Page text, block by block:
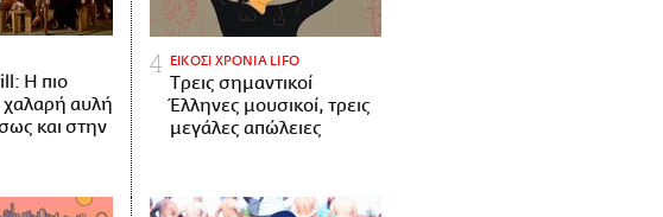
Η πιο
χαλαρή αυλή
και στην
ΕΙΚΟΣΙ ΧΡΟΝΙΑ LIFO
Tρεις σημαντικοί
Έλληνες μουσικοί, τρεις
μεγάλες απώλειες